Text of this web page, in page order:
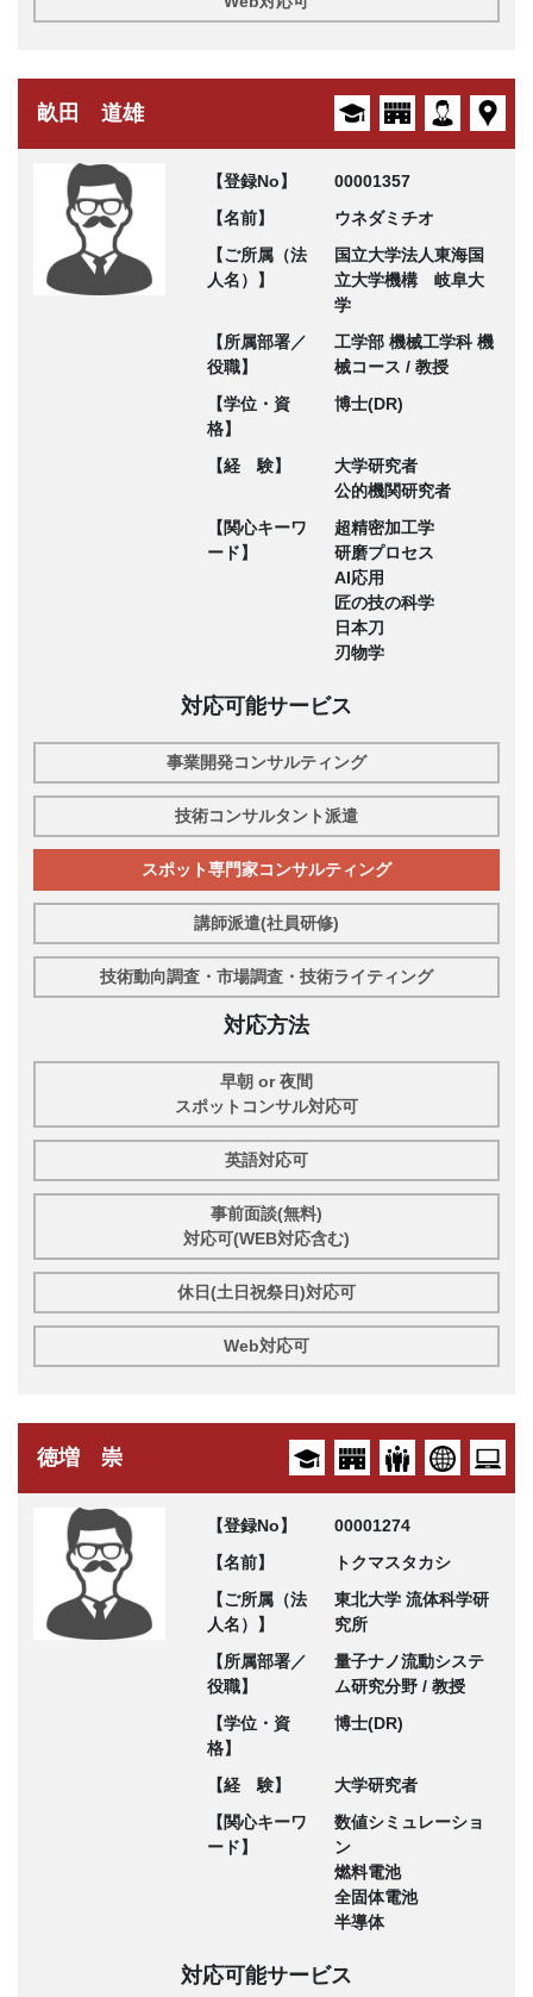
畝田 道雄
【登録No】
00001357
【名前】
ウネダミチオ
【ご所属（法
人名）】
国立大学法人東海国
立大学機構 岐阜大
学
【所属部署／
役職】
工学部 機械工学科 機
械コース / 教授
【学位・資
格】
博士(DR)
【経 験】
大学研究者
公的機関研究者
【関心キーワ
ード】
超精密加工学
研磨プロセス
AI応用
匠の技の科学
日本刀
刃物学
対応可能サービス
事業開発コンサルティング
技術コンサルタント派遣
スポット専門家コンサルティング
講師派遣(社員研修)
技術動向調査・市場調査・技術ライティング
対応方法
早朝 or 夜間
スポットコンサル対応可
英語対応可
事前面談(無料)
対応可(WEB対応含む)
休日(土日祝祭日)対応可
Web対応可
徳増 崇
【登録No】
00001274
【名前】
トクマスタカシ
【ご所属（法
人名）】
東北大学 流体科学研
究所
【所属部署／
役職】
量子ナノ流動システ
ム研究分野 / 教授
【学位・資
格】
博士(DR)
【経 験】
大学研究者
【関心キーワ
ード】
数値シミュレーショ
ン
燃料電池
全固体電池
半導体
対応可能サービス